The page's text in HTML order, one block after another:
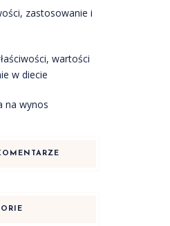
zastosowanie i
wartości
w diecie
na wynos